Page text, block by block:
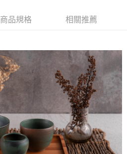
立刻繳費，但若您需要取消訂單，請聯絡
款等相關疑問，請聯繫「AFTEE先享後付
support/home
提供之「AFTEE先享後付」服務完成之交
個人資料，並將交易相關給付款項請求債
覽以下網址：
定代理人或監護人之同意方可使用
申辦者引起之損失，本公司不負相關責
商品規格 相關推薦